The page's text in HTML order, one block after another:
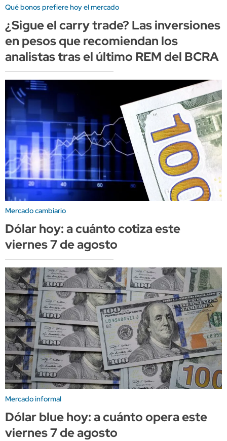
Qué bonos prefiere hoy el mercado
¿Sigue el carry trade? Las inversiones
en pesos que recomiendan los
analistas tras el último REM del BCRA
Mercado cambiario
Dólar hoy: a cuánto cotiza este
viernes 7 de agosto
Mercado informal
Dólar blue hoy: a cuánto opera este
viernes 7 de agosto